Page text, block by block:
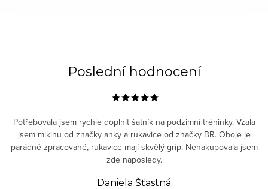
Poslední hodnocení
Potřebovala jsem rychle doplnit šatník na podzimní tréninky. Vzala
jsem mikinu od značky anky a rukavice od značky BR. Oboje je
parádně zpracované, rukavice mají skvělý grip. Nenakupovala jsem
zde naposledy.
Daniela Šťastná